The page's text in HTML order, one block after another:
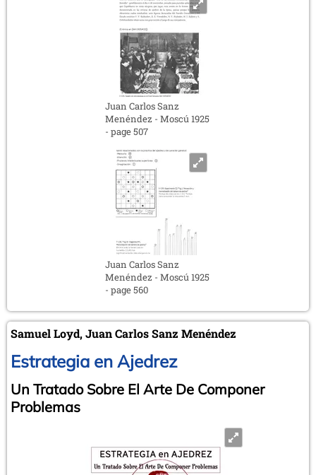
Juan Carlos Sanz
Menéndez - Moscú 1925
- page 507
Juan Carlos Sanz
Menéndez - Moscú 1925
- page 560
Samuel Loyd, Juan Carlos Sanz Menéndez
Estrategia en Ajedrez
Un Tratado Sobre El Arte De Componer
Problemas